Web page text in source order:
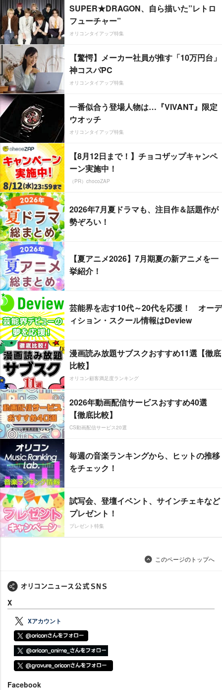
SUPER★DRAGON、自ら描いた”レトロ
フューチャー”
オリコンタイアップ特集
【驚愕】メーカー社員が推す「10万円台」
神コスパPC
オリコンタイアップ特集
一番似合う登場人物は…『VIVANT』限定
ウオッチ
オリコンタイアップ特集
【8月12日まで！】チョコザップキャンペ
ーン実施中！
（PR）chocoZAP
2026年7月夏ドラマも、注目作＆話題作が
勢ぞろい！
【夏アニメ2026】7月期夏の新アニメを一
挙紹介！
芸能界を志す10代～20代を応援！ オーデ
ィション・スクール情報はDeview
漫画読み放題サブスクおすすめ11選【徹底
比較】
オリコン顧客満足度ランキング
2026年動画配信サービスおすすめ40選
【徹底比較】
CS動画配信サービス20選
毎週の音楽ランキングから、ヒットの推移
をチェック！
試写会、登壇イベント、サインチェキなど
プレゼント！
プレゼント特集
このページのトップへ
X
Xアカウント
Facebook